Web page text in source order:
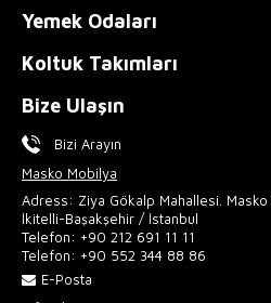
Yemek Odaları
Koltuk Takımları
Bize Ulaşın
Bizi Arayın
Masko Mobilya
Adress: Ziya Gökalp Mahallesi.
İkitelli-Başakşehir / İstanbul
Telefon: +90 212 691 11 11
Telefon: +90 552 344 88 86
E-Posta